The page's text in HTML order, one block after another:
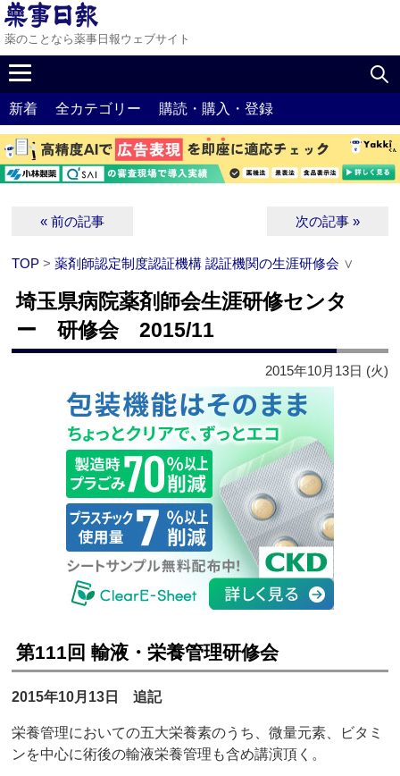
薬のことなら薬事日報ウェブサイト
新着 全カテゴリー 購読・購入・登録
« 前の記事 次の記事 »
TOP >薬剤師認定制度認証機構 認証機関の生涯研修会 ∨
埼玉県病院薬剤師会生涯研修センタ
ー 研修会 2015/11
2015年10月13日 (火)
第111回 輸液・栄養管理研修会
2015年10月13日 追記
栄養管理においての五大栄養素のうち、微量元素、ビタミ
ンを中心に術後の輸液栄養管理も含め講演頂く。